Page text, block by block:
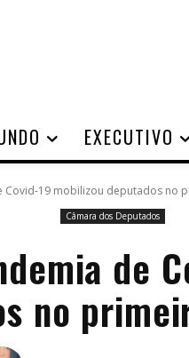
EXECUTIVO
Covid-19 mobilizou deputados no
Câmara dos Deputados
de
no